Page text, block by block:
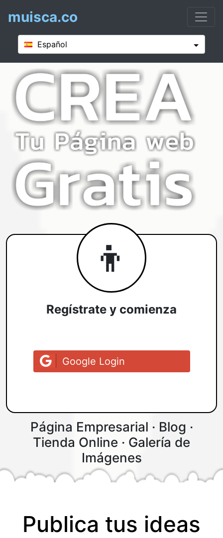
muisca.co
Español
👦
Regístrate y comienza
Google Login
Página Empresarial · Blog ·
Tienda Online · Galería de
Imágenes
Publica tus ideas